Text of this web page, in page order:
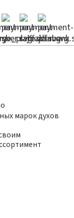
марок духов